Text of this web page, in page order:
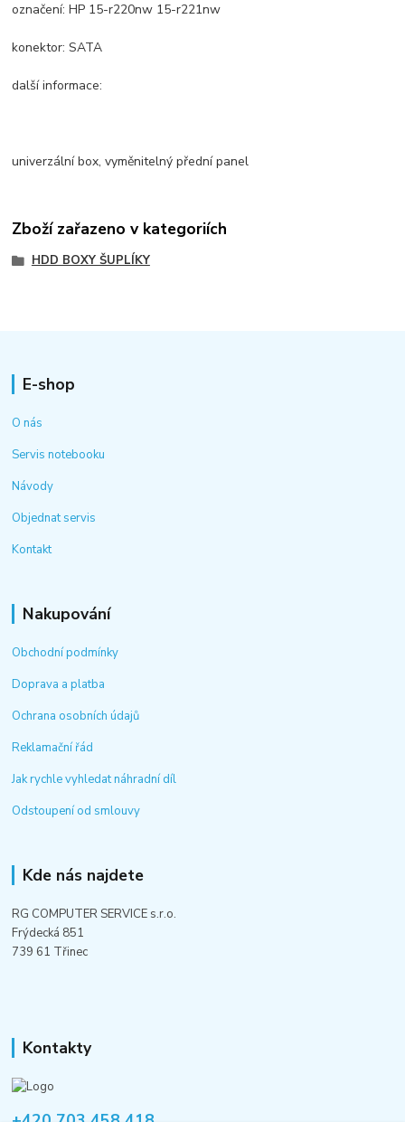
označení: HP 15-r220nw 15-r221nw
konektor: SATA
další informace:
univerzální box, vyměnitelný přední panel
Zboží zařazeno v kategoriích
HDD BOXY ŠUPLÍKY
E-shop
O nás
Servis notebooku
Návody
Objednat servis
Kontakt
Nakupování
Obchodní podmínky
Doprava a platba
Ochrana osobních údajů
Reklamační řád
Jak rychle vyhledat náhradní díl
Odstoupení od smlouvy
Kde nás najdete
RG COMPUTER SERVICE s.r.o.
Frýdecká 851
739 61 Třinec
Kontakty